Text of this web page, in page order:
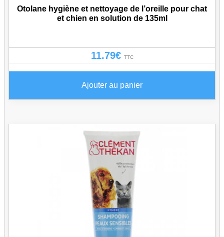
Otolane hygiène et nettoyage de l’oreille pour chat
et chien en solution de 135ml
11.79€ TTC
Ajouter au panier